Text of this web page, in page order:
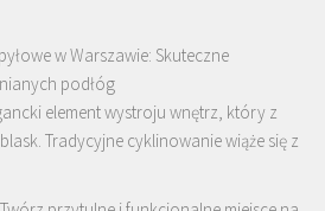
w Warszawie: Skuteczne
podłóg
element wystroju wnętrz, który z
Tradycyjne cyklinowanie wiąże się z